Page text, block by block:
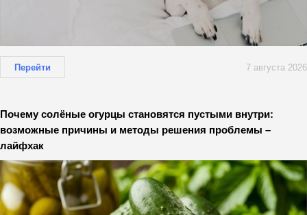
Перейти 7 августа 2026
Почему солёные огурцы становятся пустыми внутри:
возможные причины и методы решения проблемы –
лайфхак